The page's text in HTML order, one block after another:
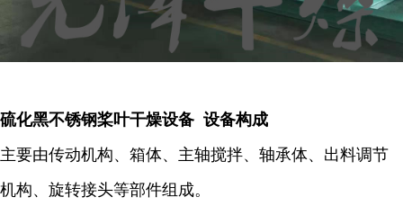
硫化黑不锈钢桨叶干燥设备 设备构成
主要由传动机构、箱体、主轴搅拌、轴承体、出料调节
机构、旋转接头等部件组成。